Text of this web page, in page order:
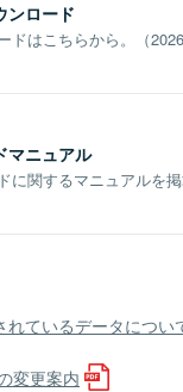
ンロード
ドはこちらから。（
マニュアル
に関するマニュアルを
ているデータについ
変更案内